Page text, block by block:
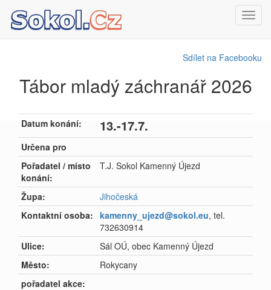
Sdílet na Facebooku
Tábor mladý záchranář 2026
Datum konání: 13.-17.7.
Určena pro
Pořadatel / místo
konání:
T.J. Sokol Kamenný Újezd
Župa:
Jihočeská
Kontaktní osoba: kamenny_ujezd@sokol.eu, tel.
732630914
Ulice:
Sál OÚ, obec Kamenný Újezd
Město:
Rokycany
pořadatel akce: